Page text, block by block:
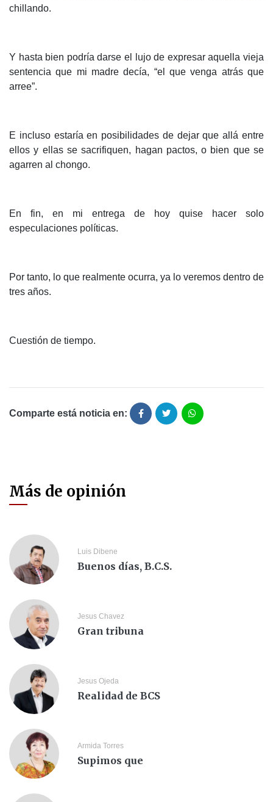
chillando.
Y hasta bien podría darse el lujo de expresar aquella vieja
sentencia que mi madre decía, “el que venga atrás que
arree”.
E incluso estaría en posibilidades de dejar que allá entre
ellos y ellas se sacrifiquen, hagan pactos, o bien que se
agarren al chongo.
En fin, en mi entrega de hoy quise hacer solo
especulaciones políticas.
Por tanto, lo que realmente ocurra, ya lo veremos dentro de
tres años.
Cuestión de tiempo.
Comparte está noticia en:
Más de opinión
Luis Dibene
Buenos días, B.C.S.
Jesus Chavez
Gran tribuna
Jesus Ojeda
Realidad de BCS
Armida Torres
Supimos que